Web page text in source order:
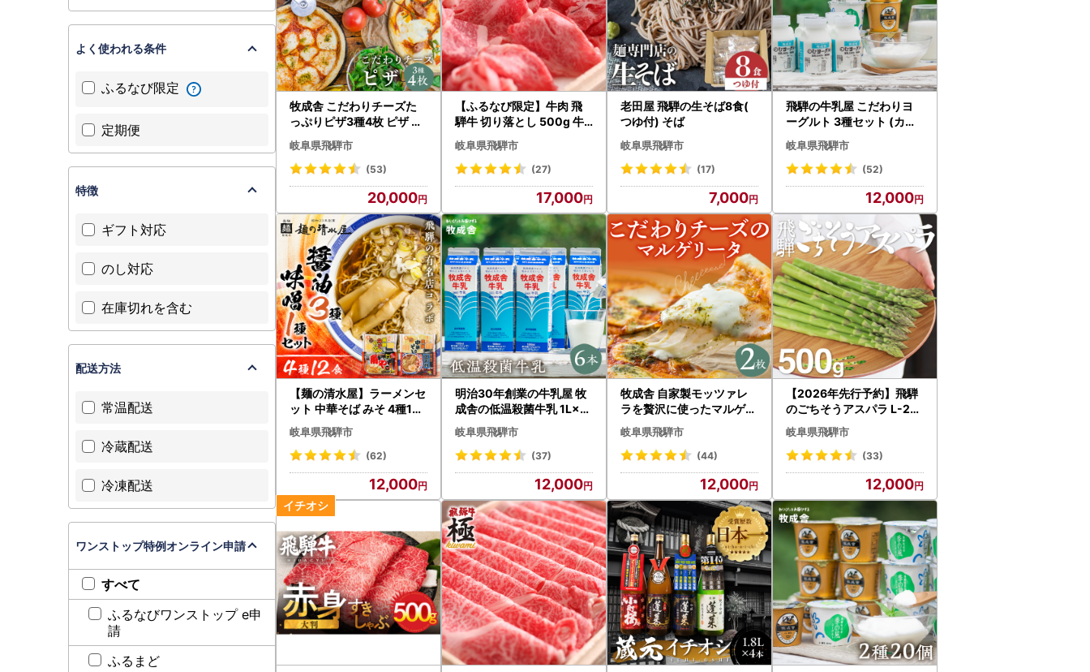
牧成舎 こだわりチーズた
っぷりピザ3種4枚 ピザ 冷
凍 マルゲリータ 飛騨市[AI
055]
岐阜県飛騨市
(53)
20,000
【ふるなび限定】牛肉 飛
騨牛 切り落とし 500g 牛
肉 FN-Limited-SP
岐阜県飛騨市
(27)
17,000
老田屋 飛騨の生そば8食(
つゆ付) そば
岐阜県飛騨市
(17)
7,000
飛騨の牛乳屋 こだわりヨ
ーグルト 3種セット (カッ
プ/のむヨーグルト) [AI03
9]
岐阜県飛騨市
(52)
12,000
【麺の清水屋】ラーメンセ
ット 中華そば みそ 4種12
食 ラーメン
岐阜県飛騨市
(62)
12,000
明治30年創業の牛乳屋 牧
成舎の低温殺菌牛乳 1L×6
本[AI002]
岐阜県飛騨市
(37)
12,000
牧成舎 自家製モッツァレ
ラを贅沢に使ったマルゲリ
ータピザ 直径24cm ピザ2
枚セット [AI060]
岐阜県飛騨市
(44)
12,000
【2026年先行予約】飛騨
のごちそうアスパラ L-2L
サイズ 500g アスパラガス
syun77
岐阜県飛騨市
(33)
12,000
よく使われる条件
ふるなび限定
定期便
特徴
ギフト対応
のし対応
在庫切れを含む
配送方法
常温配送
冷蔵配送
冷凍配送
ワンストップ特例オンライン申請
すべて
ふるなびワンストップ e申
請
ふるまど